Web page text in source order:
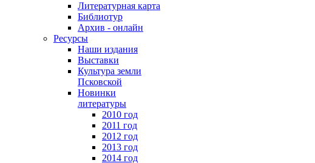
Литературная карта
Библиотур
Архив - онлайн
Ресурсы
Наши издания
Выставки
Культура земли
Псковской
Новинки
литературы
2010 год
2011 год
2012 год
2013 год
2014 год